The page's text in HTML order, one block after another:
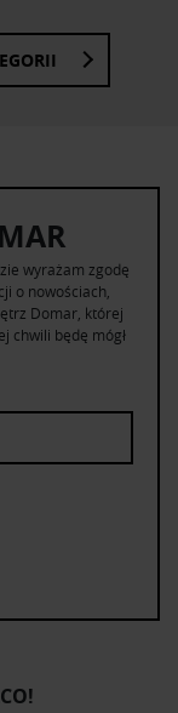
wyrażam zgodę
o nowościach,
Domar, której
chwili będę mógł